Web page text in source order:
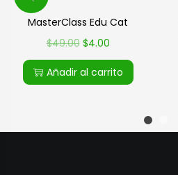
MasterClass Edu Cat
$49.00 $4.00
Añadir al carrito